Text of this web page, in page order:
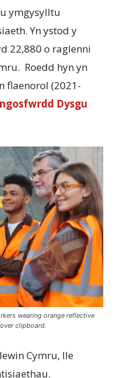
ymgysylltu
Yn ystod y
22,880 o raglenni
Roedd hyn yn
flaenorol (2021-
Dysgu
wearing orange reflective
clipboard.
Cymru, lle